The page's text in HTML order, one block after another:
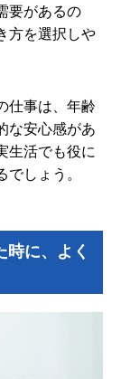
要があるの
方を選択しや
仕事は、年齢
な安心感があ
生活でも役に
しょう。
時に、よく